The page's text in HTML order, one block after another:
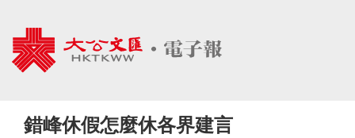
錯峰休假怎麼休各界建言